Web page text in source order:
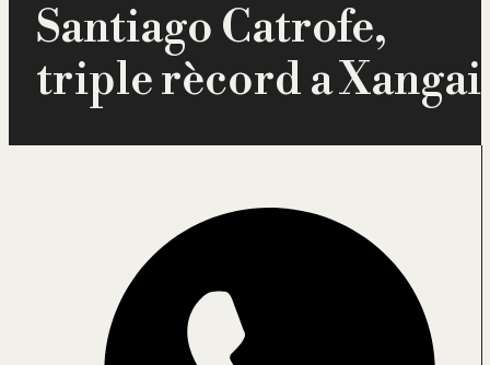
Santiago Catrofe,
triple rècord a Xangai